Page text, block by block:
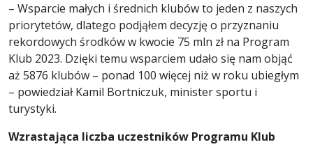
– Wsparcie małych i średnich klubów to jeden z naszych
priorytetów, dlatego podjąłem decyzję o przyznaniu
rekordowych środków w kwocie 75 mln zł na Program
Klub 2023. Dzięki temu wsparciem udało się nam objąć
aż 5876 klubów – ponad 100 więcej niż w roku ubiegłym
– powiedział Kamil Bortniczuk, minister sportu i
turystyki.
Wzrastająca liczba uczestników Programu Klub